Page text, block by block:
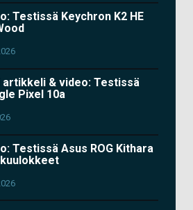
Testissä Keychron K2 HE
artikkeli & video: Testissä
Pixel 10a
Testissä Asus ROG Kithara